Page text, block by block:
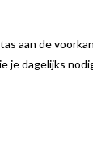
aan de
je dagelijks